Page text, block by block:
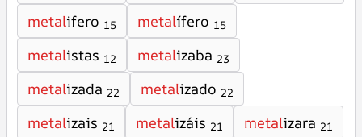
metalifero 15 metalífero 15
metalistas 12 metalizaba 23
metalizada 22 metalizado 22
metalizais 21 metalizáis 21 metalizara 21